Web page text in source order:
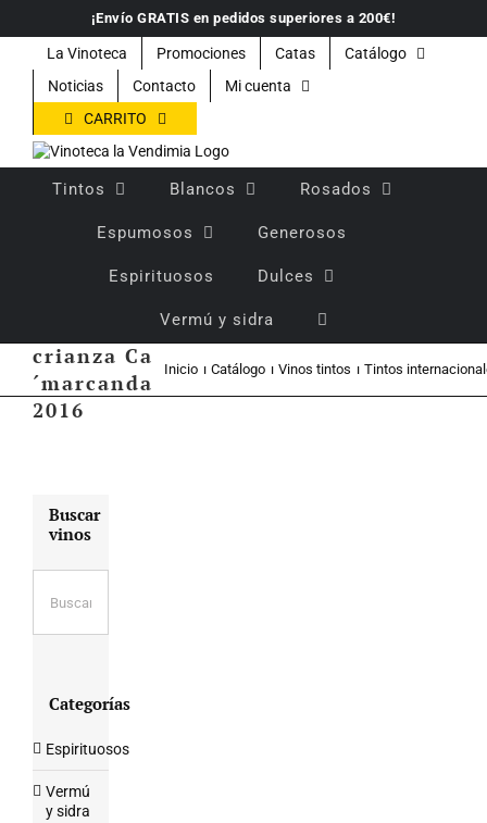
contenido
¡Envío GRATIS en pedidos superiores a 200€!
La Vinoteca Promociones Catas
Catálogo
Noticias
Contacto
Mi cuenta
CARRITO
Tintos Blancos Rosados
Espumosos Generosos
Espirituosos Dulces
Vermú y sidra
crianza Ca
´marcanda
2016
Inicio Catálogo Vinos tintos Tintos
Buscar
vinos
Categorías
Espirituosos
Vermú
y sidra